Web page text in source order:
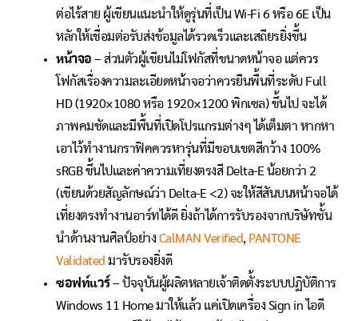
ต่อไร้สาย ผู้เขียนแนะนำให้ดูรุ่นที่เป็น Wi-Fi 6 หรือ 6E เป็น
หลักให้เชื่อมต่อรับส่งข้อมูลได้รวดเร็วและเสถียรยิ่งขึ้น
หน้าจอ – ส่วนตัวผู้เขียนไม่โฟกัสที่ขนาดหน้าจอ แต่ควร
โฟกัสเรื่องความละเอียดหน้าจอว่าควรยืนพื้นที่ระดับ Full
HD (1920×1080 หรือ 1920×1200 พิกเซล) ขึ้นไป จะได้
ภาพคมชัดและมีพื้นที่เปิดโปรแกรมต่างๆ ได้เต็มตา หากหา
เอาไว้ทำงานกราฟิคควรหารุ่นที่มีขอบเขตสีกว้าง 100%
sRGB ขึ้นไปและค่าความเที่ยงตรงสี Delta-E น้อยกว่า 2
(เขียนด้วยสัญลักษณ์ว่า Delta-E <2) จะให้สีสันบนหน้าจอได้
เที่ยงตรงทำงานอาร์ทได้ดี ยิ่งถ้าได้การรับรองจากบริษัทชั้น
นำด้านงานศิลป์อย่าง CalMAN Verified, PANTONE
Validated มารับรองยิ่งดี
ซอฟท์แวร์– ปัจจุบันผู้ผลิตหลายเจ้าติดตั้งระบบปฏิบัติการ
Windows 11 Home มาให้แล้ว แค่เปิดเครื่อง Sign in ไอดี